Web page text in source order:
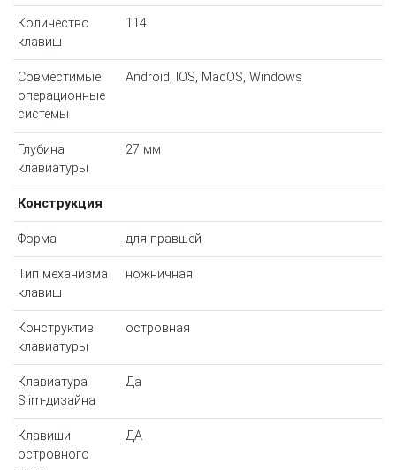
Количество
клавиш
114
Совместимые
операционные
системы
Android, IOS, MacOS, Windows
Глубина
клавиатуры
27 мм
Конструкция
Форма для правшей
Тип механизма
клавиш
ножничная
Конструктив
клавиатуры
островная
Клавиатура
Slim-дизайна
Да
Клавиши
островного
ДА